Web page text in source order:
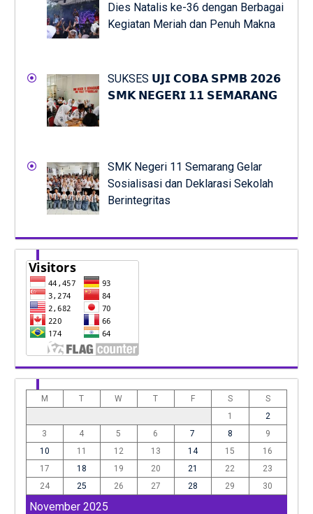
Dies Natalis ke-36 dengan Berbagai
Kegiatan Meriah dan Penuh Makna
SUKSES 𝗨𝗝𝗜 𝗖𝗢𝗕𝗔 𝗦𝗣𝗠𝗕 𝟮𝟬𝟮𝟲
𝗦𝗠𝗞 𝗡𝗘𝗚𝗘𝗥𝗜 𝟭𝟭 𝗦𝗘𝗠𝗔𝗥𝗔𝗡𝗚
SMK Negeri 11 Semarang Gelar
Sosialisasi dan Deklarasi Sekolah
Berintegritas
November 2025
M T W T F S
S
1
2
3
4 5 6 7 8
9
10
11 12 13 14 15
16
17
18 19 20 21 22
23
24
25 26 27 28 29 30